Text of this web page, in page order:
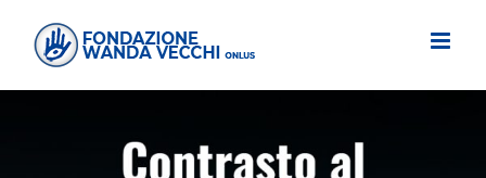
contenuto